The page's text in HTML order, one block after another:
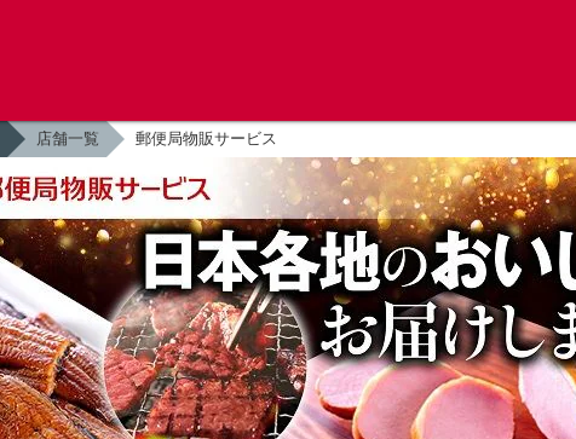
店舗一覧 郵便局物販サービス